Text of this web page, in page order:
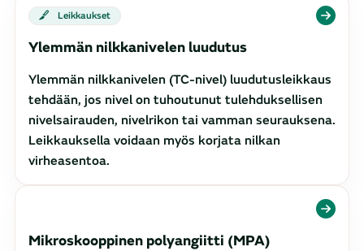
Leikkaukset
Ylemmän nilkkanivelen luudutus
Ylemmän nilkkanivelen (TC-nivel) luudutusleikkaus
tehdään, jos nivel on tuhoutunut tulehduksellisen
nivelsairauden, nivelrikon tai vamman seurauksena.
Leikkauksella voidaan myös korjata nilkan
virheasentoa.
Mikroskooppinen polyangiitti (MPA)